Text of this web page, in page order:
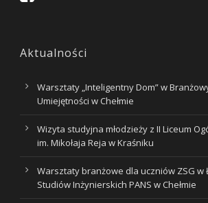
Aktualności
Warsztaty „Inteligentny Dom” w
Umiejętności w Chełmie
Wizyta studyjna młodzieży z II Liceum
im. Mikołaja Reja w Kraśniku
Warsztaty branżowe dla uczniów ZSG w
Studiów Inżynierskich PANS w Chełmie